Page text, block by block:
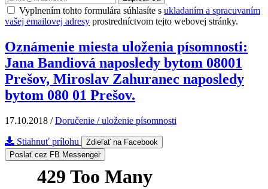
Vyplnením tohto formulára súhlasíte s ukladaním a spracuvaním
vašej emailovej adresy prostredníctvom tejto webovej stránky.
Oznámenie miesta uloženia písomnosti:
Jana Bandiová naposledy bytom 08001
Prešov, Miroslav Zahuranec naposledy
bytom 080 01 Prešov.
17.10.2018 /Doručenie / uloženie písomnosti
Stiahnuť prílohu
Zdieľať na Facebook
Poslať cez FB Messenger